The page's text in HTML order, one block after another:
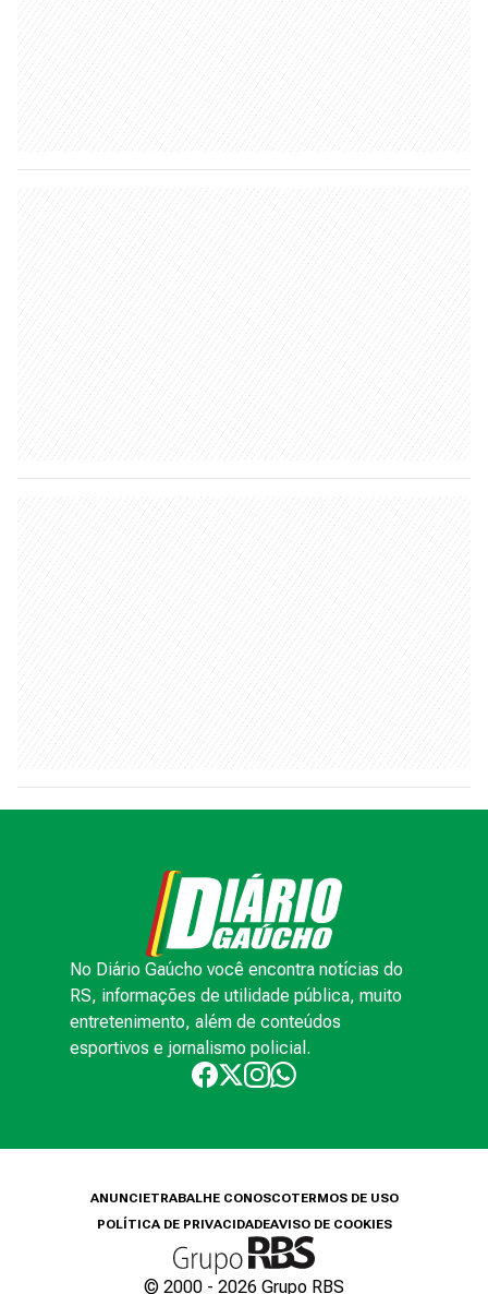
No Diário Gaúcho você encontra notícias do
RS, informações de utilidade pública, muito
entretenimento, além de conteúdos
esportivos e jornalismo policial.
ANUNCIETRABALHE CONOSCOTERMOS DE USO
POLÍTICA DE PRIVACIDADEAVISO DE COOKIES
© 2000 - 2026 Grupo RBS